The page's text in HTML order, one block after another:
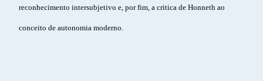
reconhecimento intersubjetivo e, por fim, a critica de Honneth ao
conceito de autonomia moderno.